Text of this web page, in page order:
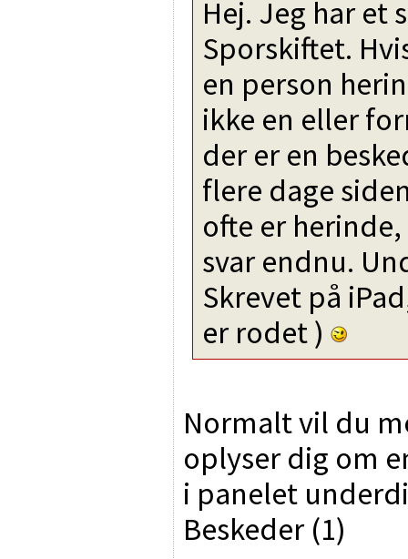
Hej. Jeg har et
Sporskiftet.
en person
ikke en eller
der er en
flere dage
ofte er
svar endnu.
Skrevet på
er rodet )
Normalt vil du
oplyser dig om
i panelet
Beskeder (1)